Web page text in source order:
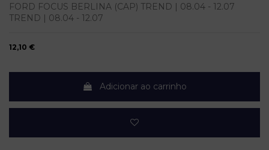
FORD FOCUS BERLINA (CAP) TREND | 08.04 - 12.07
TREND | 08.04 - 12.07
12,10 €
Adicionar ao carrinho